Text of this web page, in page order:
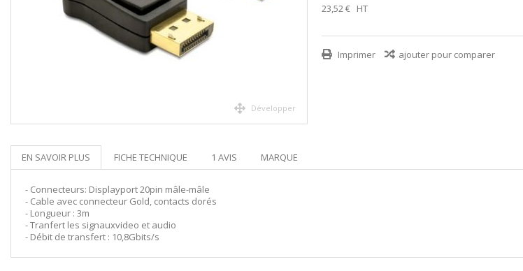
Développer
23,52 € HT
Imprimer ajouter pour comparer
EN SAVOIR PLUS FICHE TECHNIQUE 1 AVIS MARQUE
- Connecteurs: Displayport 20pin mâle-mâle
- Cable avec connecteur Gold, contacts dorés
- Longueur : 3m
- Tranfert les signauxvideo et audio
- Débit de transfert : 10,8Gbits/s